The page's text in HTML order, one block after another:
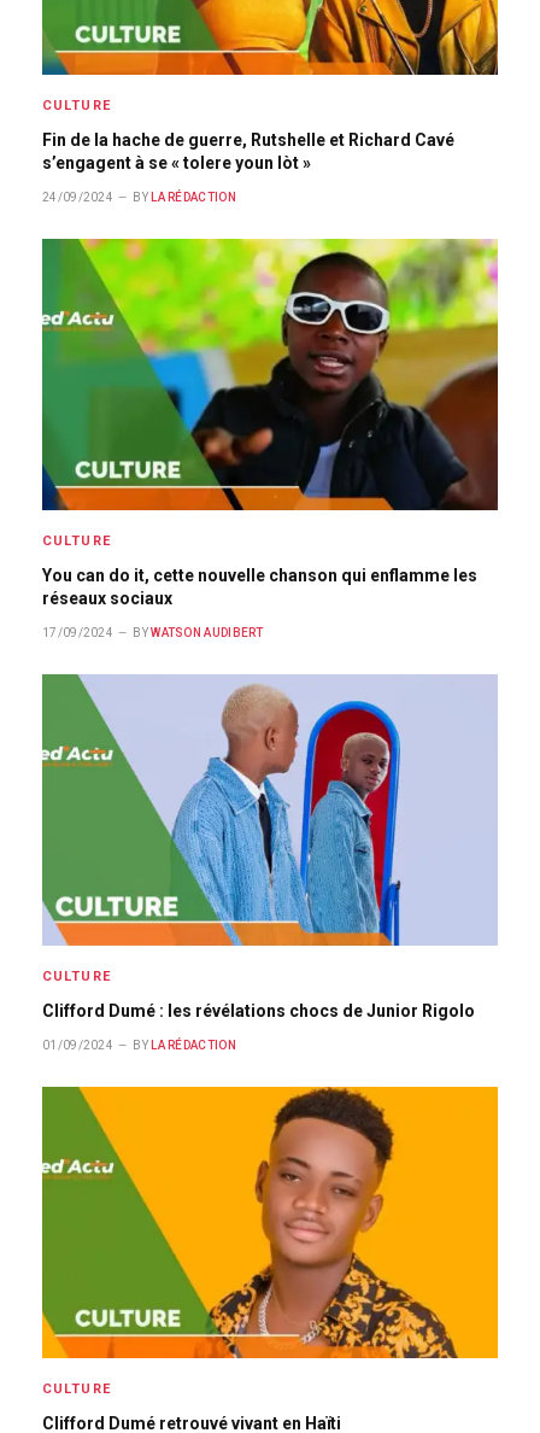
CULTURE
Fin de la hache de guerre, Rutshelle et Richard Cavé
s’engagent à se « tolere youn lòt »
24/09/2024 BY LA RÉDACTION
CULTURE
You can do it, cette nouvelle chanson qui enflamme les
réseaux sociaux
17/09/2024 BY WATSON AUDIBERT
CULTURE
Clifford Dumé : les révélations chocs de Junior Rigolo
01/09/2024 BY LA RÉDACTION
CULTURE
Clifford Dumé retrouvé vivant en Haïti